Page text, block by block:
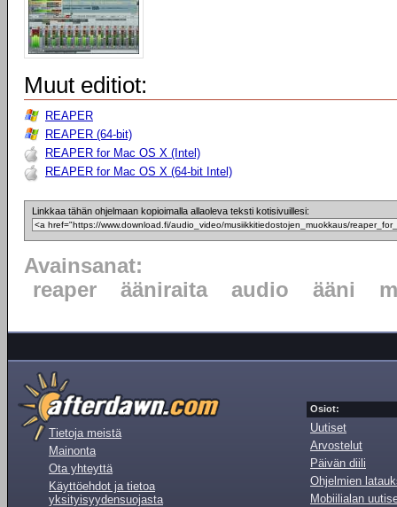
Muut editiot:
REAPER
REAPER (64-bit)
REAPER for Mac OS X (Intel)
REAPER for Mac OS X (64-bit Intel)
Linkkaa tähän ohjelmaan kopioimalla allaoleva teksti kotisivuillesi:
Avainsanat:
reaper
ääniraita audio ääni
Tietoja meistä
Mainonta
Ota yhteyttä
Käyttöehdot ja tietoa
yksityisyydensuojasta
Osiot:
Uutiset
Arvostelut
Päivän diili
Ohjelmien
Mobiilialan